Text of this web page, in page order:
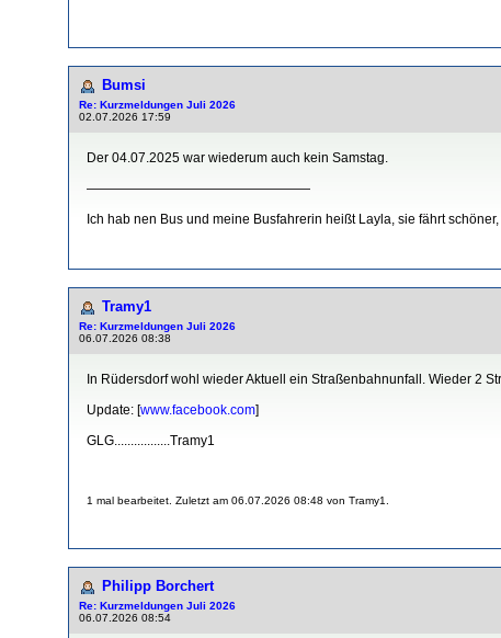
Bumsi
Re: Kurzmeldungen Juli 2026
02.07.2026 17:59
Der 04.07.2025 war wiederum auch kein Samstag.
—————————————————
Ich hab nen Bus und meine Busfahrerin heißt Layla, sie fährt
Tramy1
Re: Kurzmeldungen Juli 2026
06.07.2026 08:38
In Rüdersdorf wohl wieder Aktuell ein Straßenbahnunfall. Wieder 2
Update: [www.facebook.com]
GLG.................Tramy1
1 mal bearbeitet. Zuletzt am 06.07.2026 08:48 von Tramy1.
Philipp Borchert
Re: Kurzmeldungen Juli 2026
06.07.2026 08:54